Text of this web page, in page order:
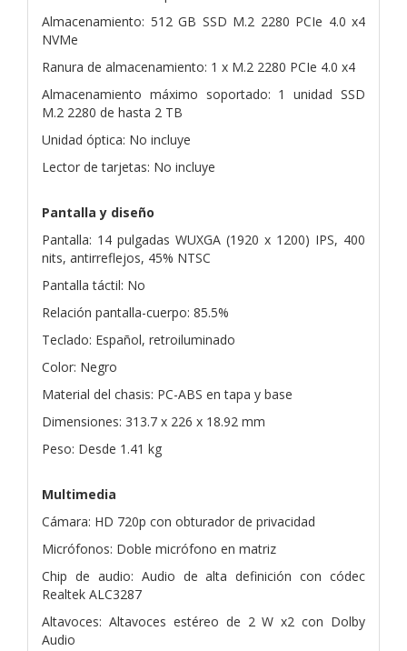
Almacenamiento: 512 GB SSD M.2 2280 PCIe 4.0 x4
NVMe
Ranura de almacenamiento: 1 x M.2 2280 PCIe 4.0 x4
Almacenamiento máximo soportado: 1 unidad SSD
M.2 2280 de hasta 2 TB
Unidad óptica: No incluye
Lector de tarjetas: No incluye
Pantalla y diseño
Pantalla: 14 pulgadas WUXGA (1920 x 1200) IPS, 400
nits, antirreflejos, 45% NTSC
Pantalla táctil: No
Relación pantalla-cuerpo: 85.5%
Teclado: Español, retroiluminado
Color: Negro
Material del chasis: PC-ABS en tapa y base
Dimensiones: 313.7 x 226 x 18.92 mm
Peso: Desde 1.41 kg
Multimedia
Cámara: HD 720p con obturador de privacidad
Micrófonos: Doble micrófono en matriz
Chip de audio: Audio de alta definición con códec
Realtek ALC3287
Altavoces: Altavoces estéreo de 2 W x2 con Dolby
Audio